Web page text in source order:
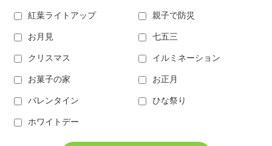
紅葉ライトアップ 親子で防災
お月見 七五三
クリスマス イルミネーション
お菓子の家 お正月
バレンタイン ひな祭り
ホワイトデー